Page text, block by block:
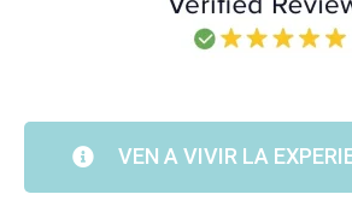
VEN A VIVIR LA